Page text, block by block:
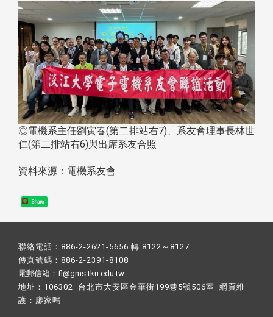
◎電機系主任劉寅春(第二排站右7)、系友會理事長林世
仁(第二排站右6)與出席系友合照
資料來源：電機系友會
Share
聯絡電話：886-2-2621-5656 轉 8122～8127
傳真號碼：886-2-2391-8108
電郵信箱：fl@gms.tku.edu.tw
地址：106302 台北市大安區金華街199巷5號506室 網頁維
護： 廖家鳴​